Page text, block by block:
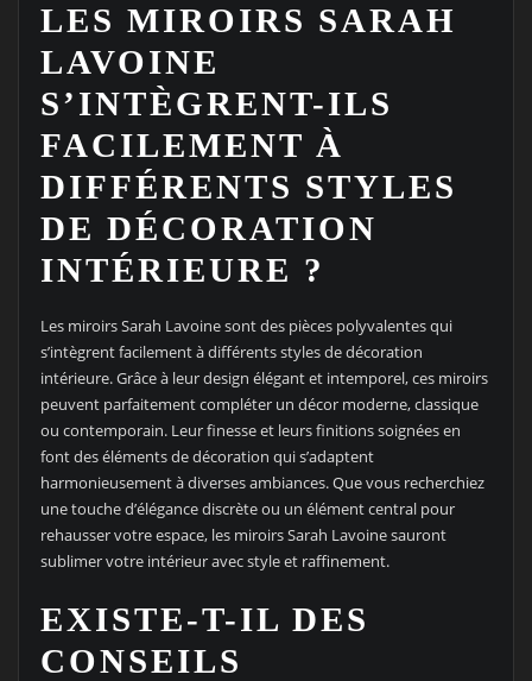
LES MIROIRS SARAH
LAVOINE
S’INTÈGRENT-ILS
FACILEMENT À
DIFFÉRENTS STYLES
DE DÉCORATION
INTÉRIEURE ?
Les miroirs Sarah Lavoine sont des pièces polyvalentes qui
s’intègrent facilement à différents styles de décoration
intérieure. Grâce à leur design élégant et intemporel, ces miroirs
peuvent parfaitement compléter un décor moderne, classique
ou contemporain. Leur finesse et leurs finitions soignées en
font des éléments de décoration qui s’adaptent
harmonieusement à diverses ambiances. Que vous recherchiez
une touche d’élégance discrète ou un élément central pour
rehausser votre espace, les miroirs Sarah Lavoine sauront
sublimer votre intérieur avec style et raffinement.
EXISTE-T-IL DES
CONSEILS